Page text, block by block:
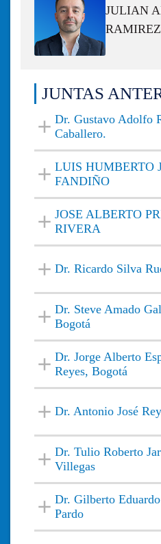
JULIAN
JUNTAS
Dr. Gustavo Adolfo
Caballero.
LUIS HUMBERTO
FANDIÑO
JOSE ALBERTO
RIVERA
Dr. Ricardo Silva
Dr. Steve Amado
Bogotá
Dr. Jorge Alberto
Reyes, Bogotá
Dr. Antonio José
Dr. Tulio Roberto
Villegas
Dr. Gilberto
Pardo